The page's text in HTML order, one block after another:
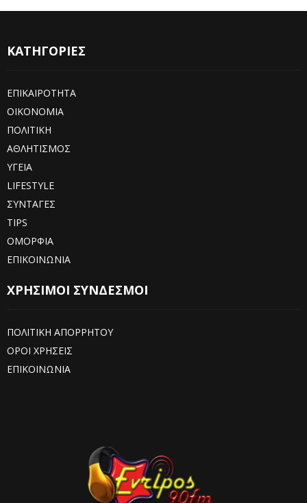
ΚΑΤΗΓΟΡΙΕΣ
ΕΠΙΚΑΙΡΟΤΗΤΑ
ΟΙΚΟΝΟΜΙΑ
ΠΟΛΙΤΙΚΗ
ΑΘΛΗΤΙΣΜΟΣ
ΥΓΕΙΑ
LIFESTYLE
ΣΥΝΤΑΓΕΣ
TIPS
ΟΜΟΡΦΙΑ
ΕΠΙΚΟΙΝΩΝΙΑ
ΧΡΗΣΙΜΟΙ ΣΥΝΔΕΣΜΟΙ
ΠΟΛΙΤΙΚΗ ΑΠΟΡΡΗΤΟΥ
ΟΡΟΙ ΧΡΗΣΕΙΣ
ΕΠΙΚΟΙΝΩΝΙΑ